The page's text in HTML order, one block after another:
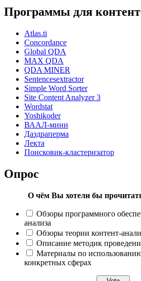
Программы для
Atlas.ti
Concordance
Global QDA
MAX QDA
QDA MINER
Sentencesextractor
Simple Word Sorter
Site Content Analyzer 3
Wordstat
Yoshikoder
ВААЛ-мини
Даздраперма
Лекта
Поисковик-кластеризатор
Опрос
О чём Вы хотели бы
Обзоры программного
анализа
Обзоры теории контент-
Описание методик
Материалы по
конкретных сферах